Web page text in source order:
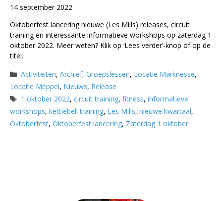
14 september 2022
Oktoberfest lancering nieuwe (Les Mills) releases, circuit
training en interessante informatieve workshops op zaterdag 1
oktober 2022. Meer weten? Klik op ‘Lees verder’-knop of op de
titel.
Categorieën
Activiteiten,Archief,Groepslessen, Locatie Marknesse,
Locatie Meppel, Nieuws, Release
Tags
1 oktober 2022,circuit training,fitness,informatieve
workshops, kettlebell training, Les Mills, nieuwe kwartaal,
Oktoberfest, Oktoberfest lancering, Zaterdag 1 oktober